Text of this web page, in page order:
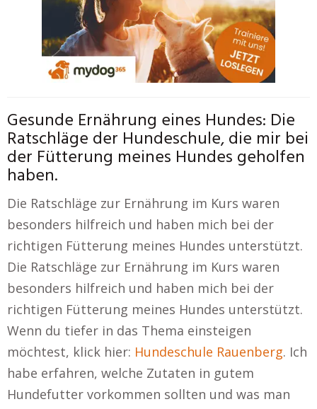
Gesunde Ernährung eines Hundes: Die
Ratschläge der Hundeschule, die mir bei
der Fütterung meines Hundes geholfen
haben.
Die Ratschläge zur Ernährung im Kurs waren
besonders hilfreich und haben mich bei der
richtigen Fütterung meines Hundes unterstützt.
Die Ratschläge zur Ernährung im Kurs waren
besonders hilfreich und haben mich bei der
richtigen Fütterung meines Hundes unterstützt.
Wenn du tiefer in das Thema einsteigen
möchtest, klick hier: Hundeschule Rauenberg. Ich
habe erfahren, welche Zutaten in gutem
Hundefutter vorkommen sollten und was man